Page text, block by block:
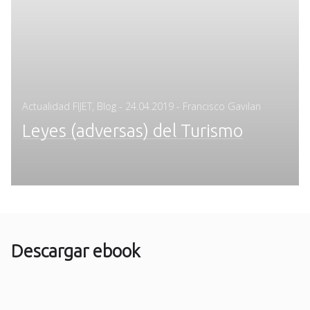
Actualidad FIJET Blog - Posted
24.04.2019 - Francisco Gavilan
Leyes (adversas) del Turismo
Descargar ebook